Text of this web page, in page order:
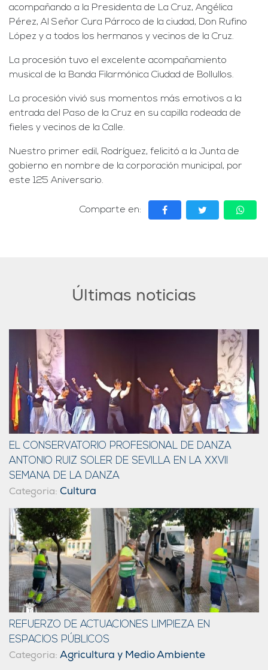
acompañando a la Presidenta de La Cruz, Angélica
Pérez, Al Señor Cura Párroco de la ciudad, Don Rufino
López y a todos los hermanos y vecinos de la Cruz.
La procesión tuvo el excelente acompañamiento
musical de la Banda Filarmónica Ciudad de Bollullos.
La procesión vivió sus momentos más emotivos a la
entrada del Paso de la Cruz en su capilla rodeada de
fieles y vecinos de la Calle.
Nuestro primer edil, Rodríguez, felicitó a la Junta de
gobierno en nombre de la corporación municipal, por
este 125 Aniversario.
Comparte en:
Últimas noticias
EL CONSERVATORIO PROFESIONAL DE DANZA
ANTONIO RUIZ SOLER DE SEVILLA EN LA XXVII
SEMANA DE LA DANZA
Categoria: Cultura
REFUERZO DE ACTUACIONES LIMPIEZA EN
ESPACIOS PÚBLICOS
Categoria: Agricultura y Medio Ambiente